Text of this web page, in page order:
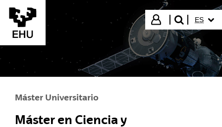
Saltar al contenido principal
Iniciar sesión
buscar"
ES
Máster Universitario
Máster en Ciencia y